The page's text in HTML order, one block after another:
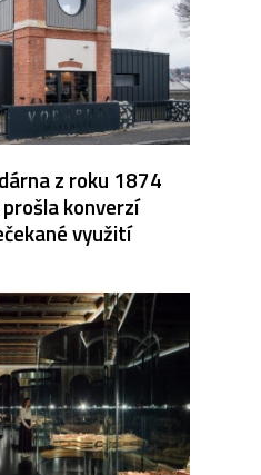
z roku 1874
konverzí
využití